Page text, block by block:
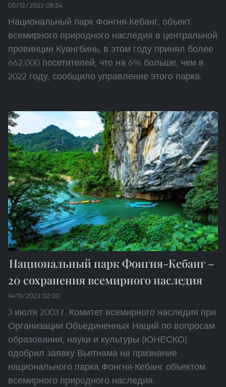
05/12/2023 08:54
Национальный парк Фонгня-Кебанг, объект
всемирного природного наследия в центральной
провинции Куангбинь, в этом году принял более
662.000 посетителей, что на 6% больше, чем в
2022 году, сообщило управление этого парка.
Национальный парк Фонгня-Кебанг –
20 сохранения всемирного наследия
14/11/2023 02:00
3 июля 2003 г. Комитет всемирного наследия при
Организации Объединенных Наций по вопросам
образования, науки и культуры (ЮНЕСКО)
одобрил заявку Вьетнама на признание
национального парка Фонгня-Кебанг объектом
всемирного природного наследия.